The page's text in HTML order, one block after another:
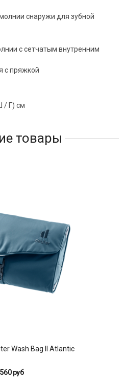
снаружи для зубной
с сетчатым внутренним
с пряжкой
/ Г) см
товары
Wash Bag II Atlantic
руб